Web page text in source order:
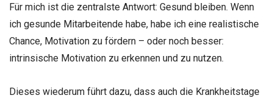
Für mich ist die zentralste Antwort: Gesund bleiben. Wenn
ich gesunde Mitarbeitende habe, habe ich eine realistische
Chance, Motivation zu fördern – oder noch besser:
intrinsische Motivation zu erkennen und zu nutzen.
Dieses wiederum führt dazu, dass auch die Krankheitstage